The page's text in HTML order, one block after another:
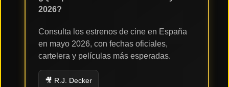
2026?
Consulta los estrenos de cine en España
en mayo 2026, con fechas oficiales,
cartelera y películas más esperadas.
🎥 R.J. Decker